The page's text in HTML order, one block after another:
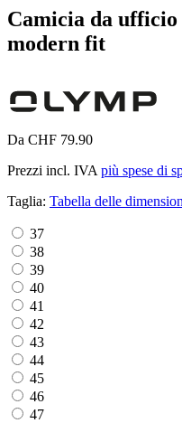
Camicia da
modern fit
Da CHF 79.90
Prezzi incl. IVA più spese di
Taglia: Tabella delle
37
38
39
40
41
42
43
44
45
46
47